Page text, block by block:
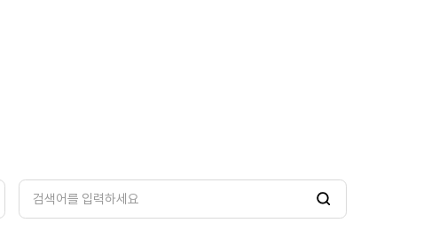
검
색